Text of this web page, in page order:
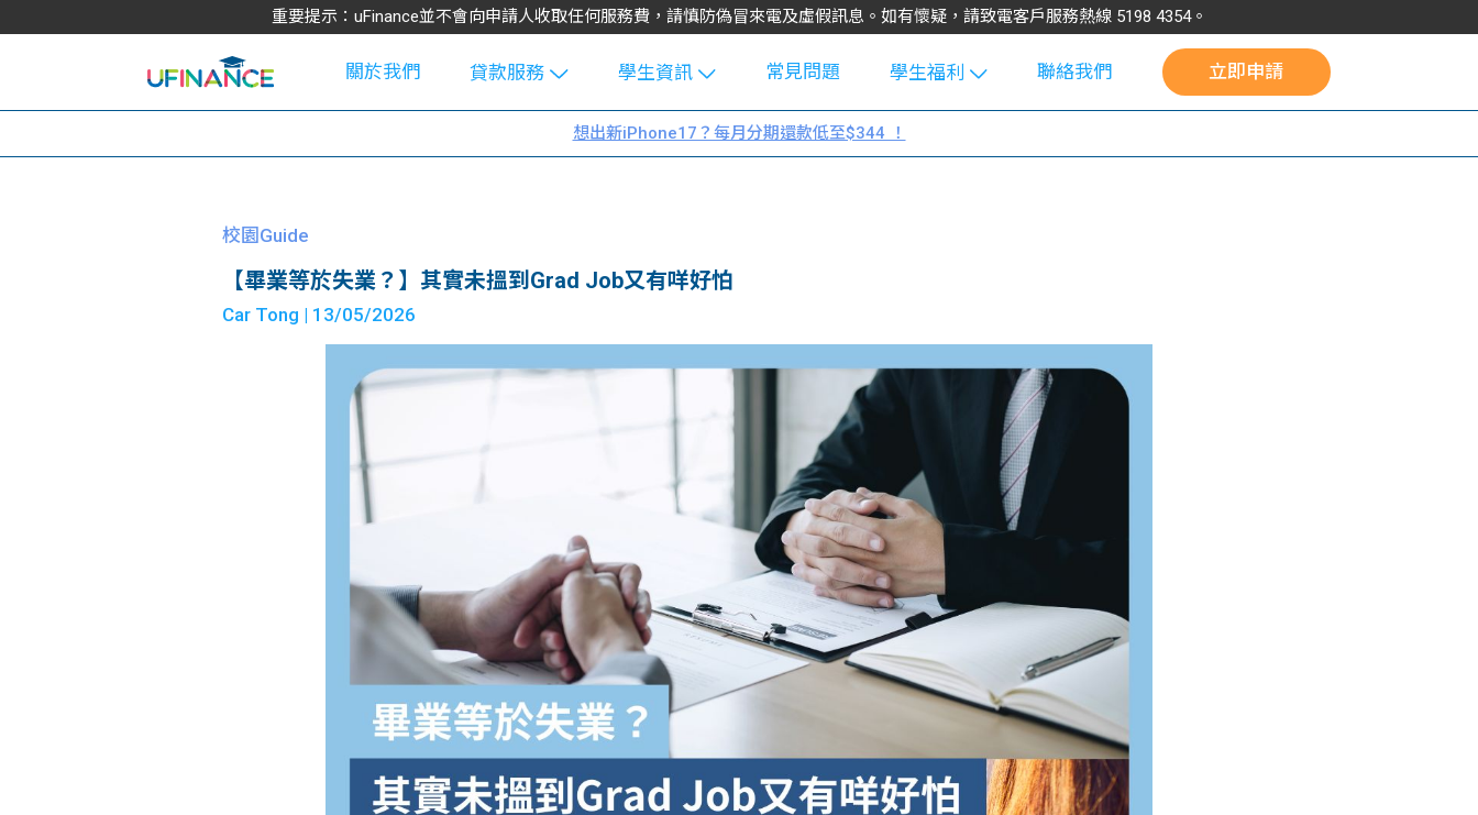
重要提示：uFinance並不會向申請人收取任何服務費，請慎防偽冒來電及虛假訊息。如有懷疑，請致電客戶服務熱線 5198 4354。
關於我們
貸款服務
學生貸款
大學生學費
學生資訊
Blog
大專生筍
Exchang
學生貸款
常見問題
學生福利
uFinance 校
園贊助
聯絡我們 立即申請
想出新iPhone17？每月分期還款低至$344 ！
校園Guide
【畢業等於失業？】其實未搵到Grad Job又有咩好怕
Car Tong | 13/05/2026